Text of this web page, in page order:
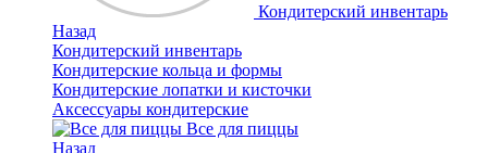
Кондитерский инвентарь
Назад
Кондитерский инвентарь
Кондитерские кольца и формы
Кондитерские лопатки и кисточки
Аксессуары кондитерские
Все для пиццы
Назад